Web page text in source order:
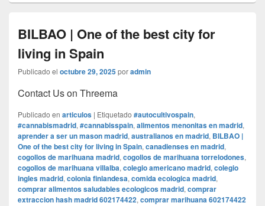
BILBAO | One of the best city for
living in Spain
Publicado el octubre 29, 2025poradmin
Contact Us on Threema
Publicado en articulos | Etiquetado #autocultivospain,
#cannabismadrid, #cannabisspain, alimentos menonitas en madrid,
aprender a ser un mason madrid, australianos en madrid, BILBAO |
One of the best city for living in Spain, canadienses en madrid,
cogollos de marihuana madrid, cogollos de marihuana torrelodones,
cogollos de marihuana villalba, colegio americano madrid, colegio
ingles madrid, colonia finlandesa, comida ecologica madrid,
comprar alimentos saludables ecologicos madrid, comprar
extraccion hash madrid 602174422, comprar marihuana 602174422